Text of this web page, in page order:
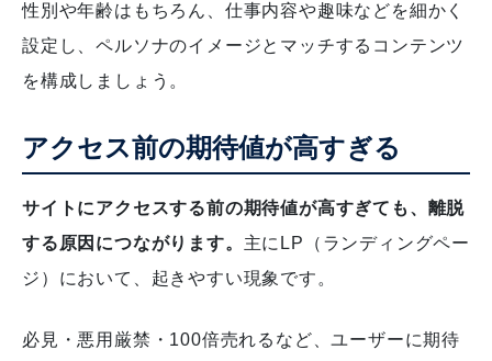
性別や年齢はもちろん、仕事内容や趣味などを細かく
設定し、ペルソナのイメージとマッチするコンテンツ
を構成しましょう。
アクセス前の期待値が高すぎる
サイトにアクセスする前の期待値が高すぎても、離脱
する原因につながります。 主にLP（ランディングペー
ジ）において、起きやすい現象です。
必見・悪用厳禁・100倍売れるなど、ユーザーに期待